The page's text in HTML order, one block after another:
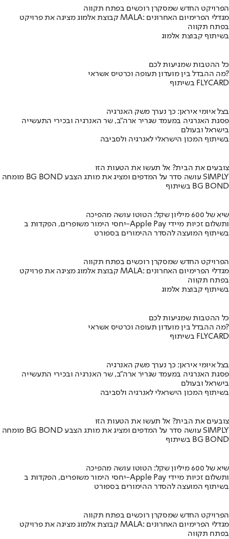
הפרויקט החדש שמסקרן רוכשים בפתח תקווה
קבוצת אלמוג מציגה את פרויקט MALA: מגדלי הפרימיום האחרונים
בפתח תקווה
בשיתוף קבוצת אלמוג
כל ההטבות שמגיעות לכם
מה ההבדל בין מועדון תעופה וכרטיס אשראי?
בשיתוף FLYCARD
בצל איומי איראן: כך נערך משק האנרגיה
פסגת האנרגיה במעמד שגריר ארה"ב, שר האנרגיה ובכירי התעשייה
בישראל ובעולם
בשיתוף המכון הישראלי לאנרגיה ולסביבה
צובעים את הבית? אל תעשו את הטעות הזו
מומחה BG BOND עושה סדר על המדפים ומציג את מותג הצבע SIMPLY
בשיתוף BG BOND
שיא של 600 מיליון שקל: הטוטו עושה מהפיכה
יחסי הימור משופרים, הפקדות ב-Apple Pay ותשלום זכיות מיידי
בשיתוף המועצה להסדר ההימורים בספורט
הפרויקט החדש שמסקרן רוכשים בפתח תקווה
קבוצת אלמוג מציגה את פרויקט MALA: מגדלי הפרימיום האחרונים
בפתח תקווה
בשיתוף קבוצת אלמוג
כל ההטבות שמגיעות לכם
מה ההבדל בין מועדון תעופה וכרטיס אשראי?
בשיתוף FLYCARD
בצל איומי איראן: כך נערך משק האנרגיה
פסגת האנרגיה במעמד שגריר ארה"ב, שר האנרגיה ובכירי התעשייה
בישראל ובעולם
בשיתוף המכון הישראלי לאנרגיה ולסביבה
צובעים את הבית? אל תעשו את הטעות הזו
מומחה BG BOND עושה סדר על המדפים ומציג את מותג הצבע SIMPLY
בשיתוף BG BOND
שיא של 600 מיליון שקל: הטוטו עושה מהפיכה
יחסי הימור משופרים, הפקדות ב-Apple Pay ותשלום זכיות מיידי
בשיתוף המועצה להסדר ההימורים בספורט
הפרויקט החדש שמסקרן רוכשים בפתח תקווה
קבוצת אלמוג מציגה את פרויקט MALA: מגדלי הפרימיום האחרונים
בפתח תקווה